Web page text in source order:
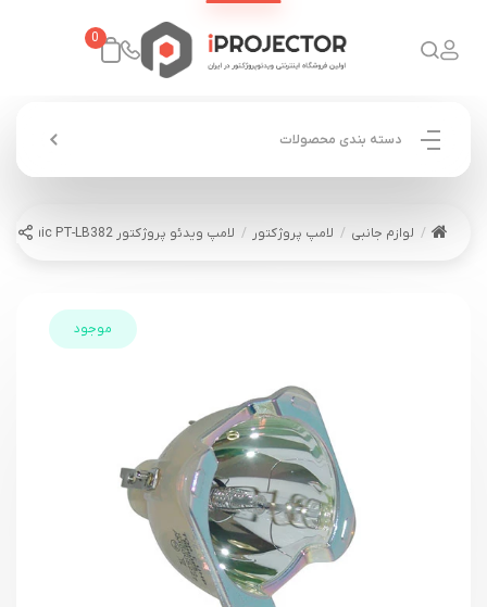
0
دسته بندی محصولات
لوازم جانبی لامپ پروژکتور لامپ ویدئو پروژکتور Panasonic PT-LB382
موجود